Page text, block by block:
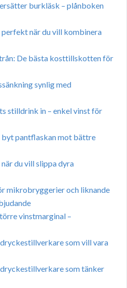
burkläsk – plånboken
när du vill kombinera
De bästa kosttillskotten för
synlig med
stilldrink in – enkel vinst för
pantflaskan mot bättre
du vill slippa dyra
mikrobryggerier och liknande
vinstmarginal –
som vill vara
som tänker